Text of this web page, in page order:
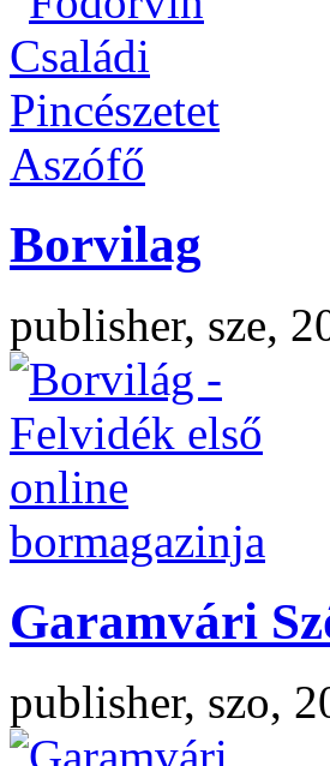
Borvilag
publisher, sze,
Garamvári
publisher, szo,